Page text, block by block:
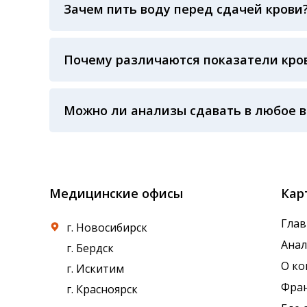
Зачем пить воду перед сдачей
взрослых страдающих гипотонией и как
Почему различаются показатели
(жирная пища), время суток сдачи крови,
температурного режима, была ли отделена
Можно ли анализы сдавать в любое
Медицинские офисы
г. Новосибирск
г. Бердск
г. Искитим
г. Красноярск
О